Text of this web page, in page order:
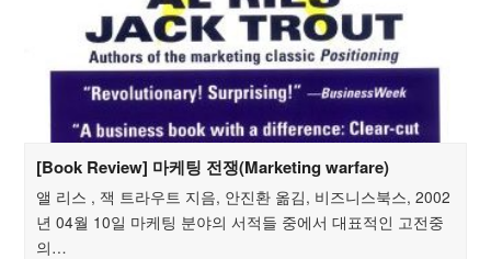
[Book Review] 마케팅 전쟁(Marketing warfare)
앨 리스 , 잭 트라우트 지음, 안진환 옮김, 비즈니스북스, 2002
년 04월 10일 마케팅 분야의 서적들 중에서 대표적인 고전중
의…